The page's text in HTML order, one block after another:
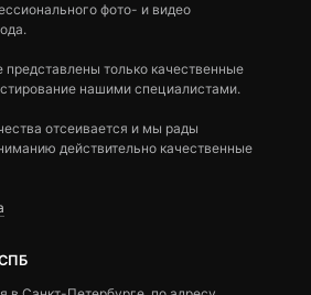
фото- и видео
только качественные
нашими специалистами.
отсеивается и мы рады
действительно качественные